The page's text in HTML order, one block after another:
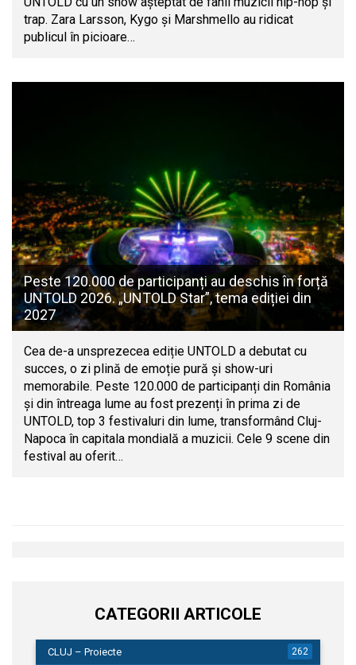
trap. Zara Larsson, Kygo și Marshmello au ridicat
publicul în picioare…
Peste 120.000 de participanți au deschis în forță
UNTOLD 2026. „UNTOLD Star”, tema ediției din
2027
Cea de-a unsprezecea ediție UNTOLD a debutat cu
succes, o zi plină de emoție pură și show-uri
memorabile. Peste 120.000 de participanți din România
și din întreaga lume au fost prezenți în prima zi de
UNTOLD, top 3 festivaluri din lume, transformând Cluj-
Napoca în capitala mondială a muzicii. Cele 9 scene din
festival au oferit…
CATEGORII ARTICOLE
CLUJ – Proiecte 262